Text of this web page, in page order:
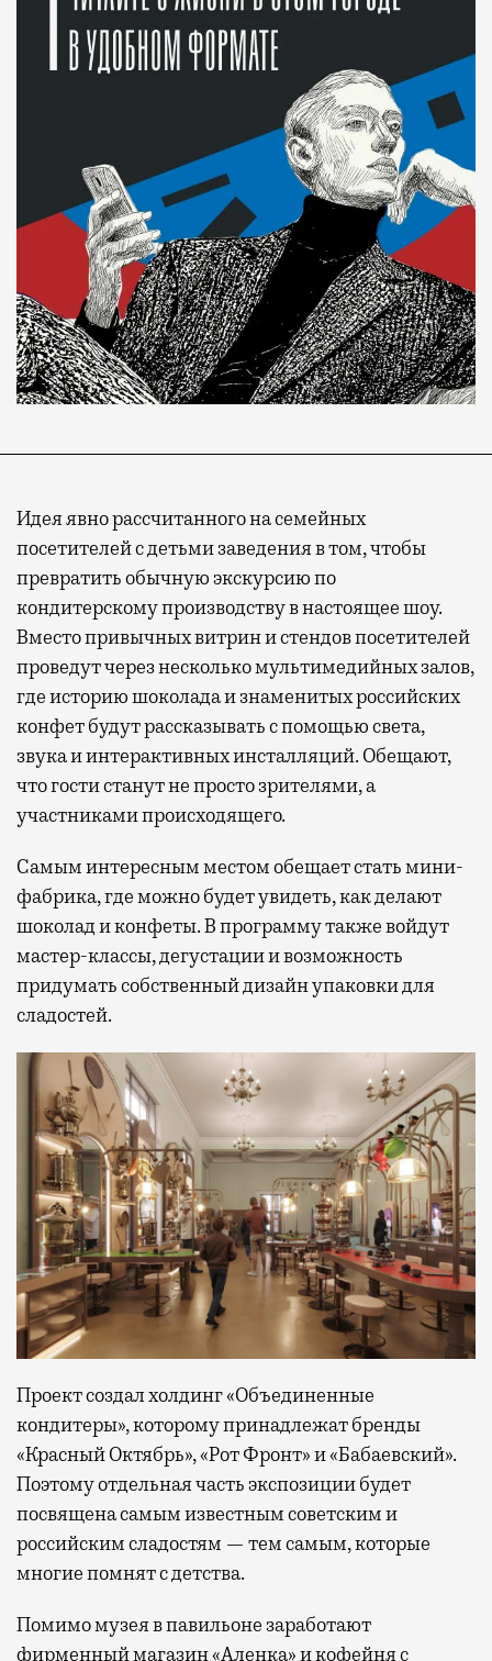
Идея явно рассчитанного на семейных
посетителей с детьми заведения в том, чтобы
превратить обычную экскурсию по
кондитерскому производству в настоящее шоу.
Вместо привычных витрин и стендов посетителей
проведут через несколько мультимедийных залов,
где историю шоколада и знаменитых российских
конфет будут рассказывать с помощью света,
звука и интерактивных инсталляций. Обещают,
что гости станут не просто зрителями, а
участниками происходящего.
Самым интересным местом обещает стать мини-
фабрика, где можно будет увидеть, как делают
шоколад и конфеты. В программу также войдут
мастер-классы, дегустации и возможность
придумать собственный дизайн упаковки для
сладостей.
Проект создал холдинг «Объединенные
кондитеры», которому принадлежат бренды
«Красный Октябрь», «Рот Фронт» и «Бабаевский».
Поэтому отдельная часть экспозиции будет
посвящена самым известным советским и
российским сладостям — тем самым, которые
многие помнят с детства.
Помимо музея в павильоне заработают
фирменный магазин «Аленка» и кофейня с